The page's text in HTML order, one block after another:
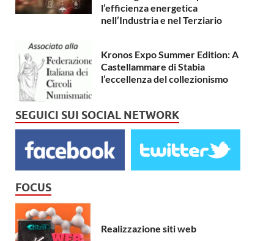
l’efficienza energetica
nell’Industria e nel Terziario
Kronos Expo Summer Edition: A
Castellammare di Stabia
l’eccellenza del collezionismo
SEGUICI SUI SOCIAL NETWORK
FOCUS
Realizzazione siti web